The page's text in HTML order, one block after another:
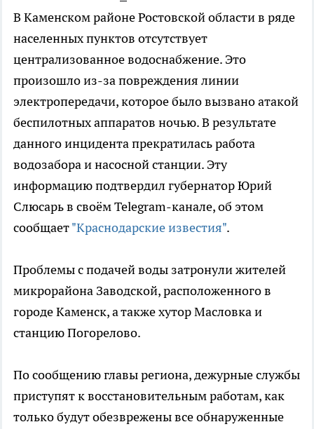
В Каменском районе Ростовской области в ряде
населенных пунктов отсутствует
централизованное водоснабжение. Это
произошло из-за повреждения линии
электропередачи, которое было вызвано атакой
беспилотных аппаратов ночью. В результате
данного инцидента прекратилась работа
водозабора и насосной станции. Эту
информацию подтвердил губернатор Юрий
Слюсарь в своём Telegram-канале, об этом
сообщает"Краснодарские известия".
Проблемы с подачей воды затронули жителей
микрорайона Заводской, расположенного в
городе Каменск, а также хутор Масловка и
станцию Погорелово.
По сообщению главы региона, дежурные службы
приступят к восстановительным работам, как
только будут обезврежены все обнаруженные